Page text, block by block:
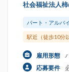
社会福祉法人
パート・アルバ
駅近（徒歩10分
雇用形態
応募要件